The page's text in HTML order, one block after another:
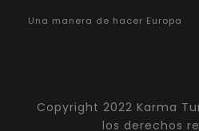
Una manera de hacer Europa
Copyright 2022 Karma
los derechos